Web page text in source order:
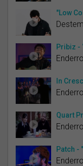
"Low
Pribiz -
In
Quart
Patch -